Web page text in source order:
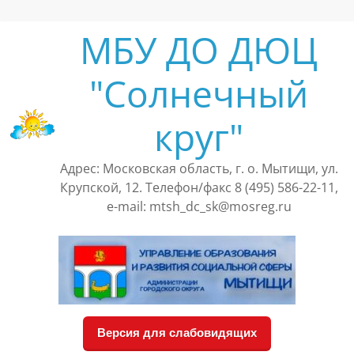
содержимомуМБУ ДО ДЮЦ
"Солнечный
круг"
Адрес: Московская область, г. о. Мытищи, ул.
Крупской, 12. Телефон/факс 8 (495) 586-22-11,
e-mail: mtsh_dc_sk@mosreg.ru
Версия для слабовидящих